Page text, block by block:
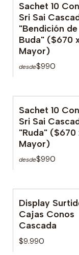
Sachet 10
Sri Sai
"Bendición de
Buda" ($670
Mayor)
desde$990
Sachet 10
Sri Sai
"Ruda" ($670
Mayor)
desde$990
Display
Cajas Conos
Cascada
$9.990